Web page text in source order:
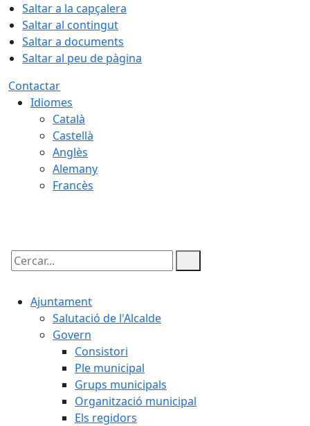
Saltar a la capçalera
Saltar al contingut
Saltar a documents
Saltar al peu de pàgina
Contactar
Idiomes
Català
Castellà
Anglès
Alemany
Francès
Cercar:
Ajuntament
Salutació de l'Alcalde
Govern
Consistori
Ple municipal
Grups municipals
Organització municipal
Els regidors